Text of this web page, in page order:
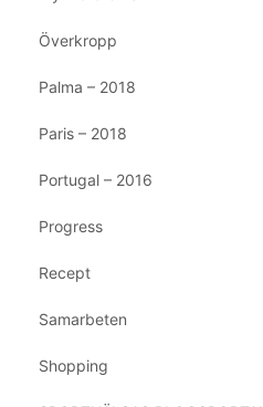
Överkropp
Palma – 2018
Paris – 2018
Portugal – 2016
Progress
Recept
Samarbeten
Shopping